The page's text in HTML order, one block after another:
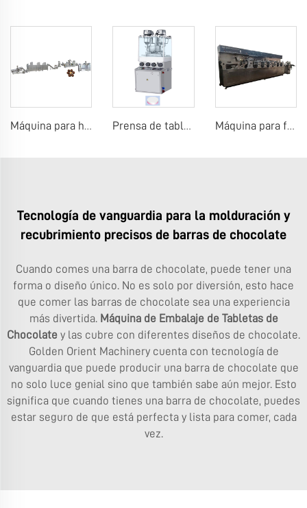
Máquina para hacer chocolates Maltesers Prensa de tabletas de caramelo Máquina para fabricar chicle en barra
Tecnología de vanguardia para la molduración y
recubrimiento precisos de barras de chocolate
Cuando comes una barra de chocolate, puede tener una
forma o diseño único. No es solo por diversión, esto hace
que comer las barras de chocolate sea una experiencia
más divertida. Máquina de Embalaje de Tabletas de
Chocolate y las cubre con diferentes diseños de chocolate.
Golden Orient Machinery cuenta con tecnología de
vanguardia que puede producir una barra de chocolate que
no solo luce genial sino que también sabe aún mejor. Esto
significa que cuando tienes una barra de chocolate, puedes
estar seguro de que está perfecta y lista para comer, cada
vez.